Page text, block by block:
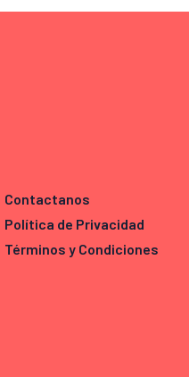
Contactanos
Política de Privacidad
Términos y Condiciones